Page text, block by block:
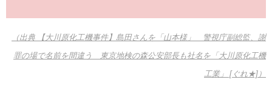
（出典 【大川原化工機事件】島田さんを「山本様」 警視庁副総監、謝
罪の場で名前を間違う 東京地検の森公安部長も社名を「大川原化工機
工業」 [ぐれ★]）